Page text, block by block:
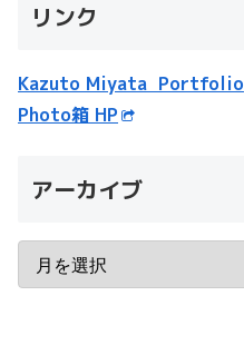
リンク
Kazuto Miyata Portfolio
Photo箱 HP
アーカイブ